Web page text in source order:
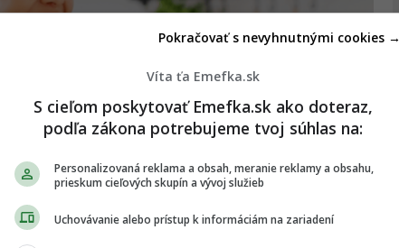
obľúbená pizza. Výsledky ťa
Víta ťa Emefka.sk
S cieľom poskytovať Emefka.sk ako doteraz,
podľa zákona potrebujeme tvoj súhlas na:
Personalizovaná reklama a obsah, meranie reklamy a obsahu,
prieskum cieľových skupín a vývoj služieb
Uchovávanie alebo prístup k informáciám na zariadení
Pokračovať s nevyhnutnými cookies →